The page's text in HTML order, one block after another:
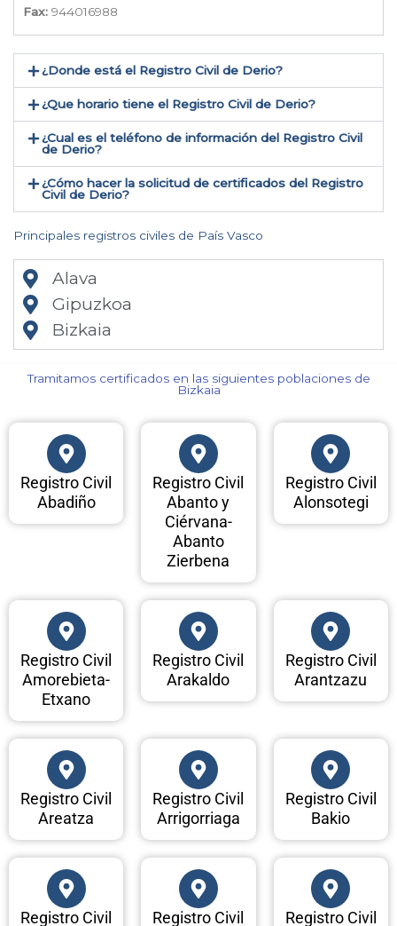
Fax: 944016988
¿Donde está el Registro Civil de Derio​?
¿Que horario tiene el Registro Civil de Derio?
¿Cual es el teléfono de información del Registro Civil
de Derio​?
¿Cómo hacer la solicitud de certificados del Registro
Civil de Derio​?
Principales registros civiles de País Vasco
Alava
Gipuzkoa
Bizkaia
Tramitamos certificados en las siguientes poblaciones de
Bizkaia​
Registro Civil
Abadiño
Registro Civil
Abanto y
Ciérvana-
Abanto
Zierbena
Registro Civil
Alonsotegi
Registro Civil
Amorebieta-
Etxano
Registro Civil
Arakaldo
Registro Civil
Arantzazu
Registro Civil
Areatza
Registro Civil
Arrigorriaga
Registro Civil
Bakio
Registro Civil Registro Civil Registro Civil